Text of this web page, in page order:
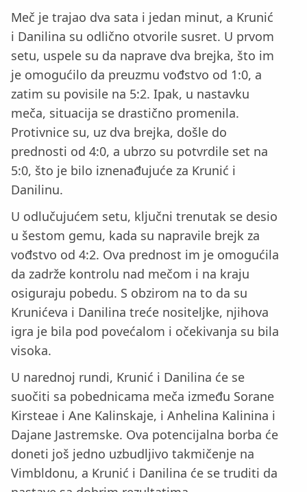
Meč je trajao dva sata i jedan minut, a Krunić
i Danilina su odlično otvorile susret. U prvom
setu, uspele su da naprave dva brejka, što im
je omogućilo da preuzmu vođstvo od 1:0, a
zatim su povisile na 5:2. Ipak, u nastavku
meča, situacija se drastično promenila.
Protivnice su, uz dva brejka, došle do
prednosti od 4:0, a ubrzo su potvrdile set na
5:0, što je bilo iznenađujuće za Krunić i
Danilinu.
U odlučujućem setu, ključni trenutak se desio
u šestom gemu, kada su napravile brejk za
vođstvo od 4:2. Ova prednost im je omogućila
da zadrže kontrolu nad mečom i na kraju
osiguraju pobedu. S obzirom na to da su
Krunićeva i Danilina treće nositeljke, njihova
igra je bila pod povećalom i očekivanja su bila
visoka.
U narednoj rundi, Krunić i Danilina će se
suočiti sa pobednicama meča između Sorane
Kirsteae i Ane Kalinskaje, i Anhelina Kalinina i
Dajane Jastremske. Ova potencijalna borba će
doneti još jedno uzbudljivo takmičenje na
Vimbldonu, a Krunić i Danilina će se truditi da